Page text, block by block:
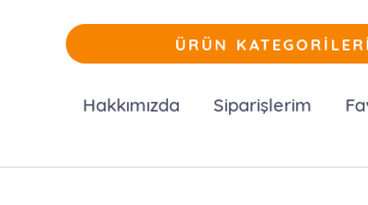
ÜRÜN KATEGORİLERİ
Hakkımızda Siparişlerim